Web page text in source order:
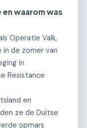
waarom was
Operatie Valk,
de zomer van
in
Resistance
en
ze de Duitse
opmars